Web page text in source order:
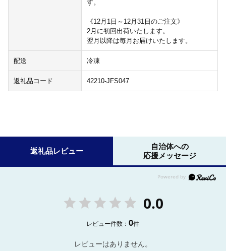
す。
《12月1日～12月31日のご注文》
2月に初回出荷いたします。
翌月以降は毎月お届けいたします。
配送 冷凍
返礼品コード 42210-JFS047
返礼品レビュー
自治体への
応援メッセージ
0.0
レビュー件数：0件
レビューはありません。